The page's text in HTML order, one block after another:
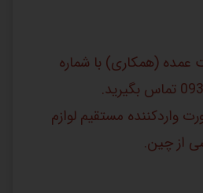
(همکاری) با شماره
واردکننده مستقیم لوازم
از چین.